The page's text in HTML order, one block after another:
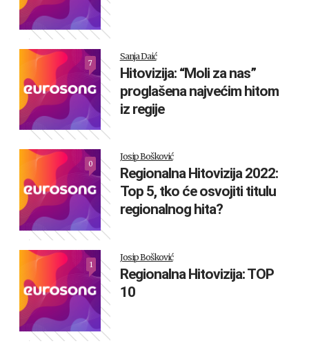
7
Sanja Daić
Hitovizija: “Moli za nas”
proglašena najvećim hitom
iz regije
0
Josip Bošković
Regionalna Hitovizija 2022:
Top 5, tko će osvojiti titulu
regionalnog hita?
1
Josip Bošković
Regionalna Hitovizija: TOP
10